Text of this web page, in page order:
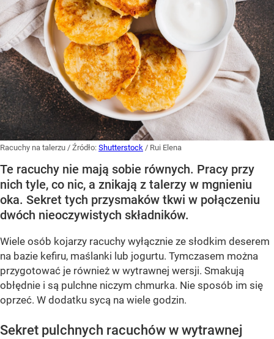
Racuchy na talerzu / Źródło: Shutterstock / Rui Elena
Te racuchy nie mają sobie równych. Pracy przy
nich tyle, co nic, a znikają z talerzy w mgnieniu
oka. Sekret tych przysmaków tkwi w połączeniu
dwóch nieoczywistych składników.
Wiele osób kojarzy racuchy wyłącznie ze słodkim deserem
na bazie kefiru, maślanki lub jogurtu. Tymczasem można
przygotować je również w wytrawnej wersji. Smakują
obłędnie i są pulchne niczym chmurka. Nie sposób im się
oprzeć. W dodatku sycą na wiele godzin.
Sekret pulchnych racuchów w wytrawnej